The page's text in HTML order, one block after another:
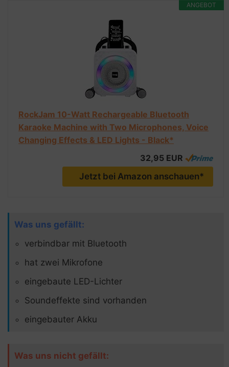
ANGEBOT
RockJam 10-Watt Rechargeable Bluetooth
Karaoke Machine with Two Microphones, Voice
Changing Effects & LED Lights - Black*
32,95 EUR
Jetzt bei Amazon anschauen*
Was uns gefällt:
verbindbar mit Bluetooth
hat zwei Mikrofone
eingebaute LED-Lichter
Soundeffekte sind vorhanden
eingebauter Akku
Was uns nicht gefällt: